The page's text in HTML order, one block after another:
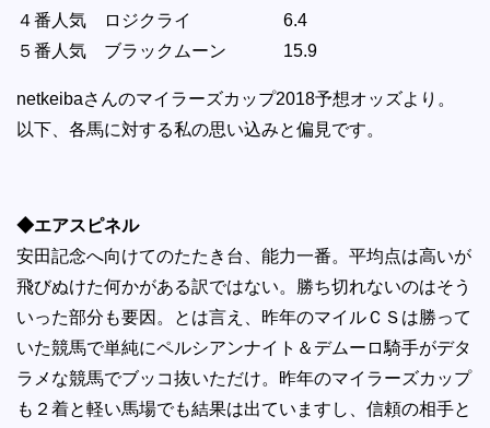
４番人気 ロジクライ 6.4
５番人気 ブラックムーン 15.9
netkeibaさんのマイラーズカップ2018予想オッズより。
以下、各馬に対する私の思い込みと偏見です。
◆エアスピネル
安田記念へ向けてのたたき台、能力一番。平均点は高いが
飛びぬけた何かがある訳ではない。勝ち切れないのはそう
いった部分も要因。とは言え、昨年のマイルＣＳは勝って
いた競馬で単純にペルシアンナイト＆デムーロ騎手がデタ
ラメな競馬でブッコ抜いただけ。昨年のマイラーズカップ
も２着と軽い馬場でも結果は出ていますし、信頼の相手と